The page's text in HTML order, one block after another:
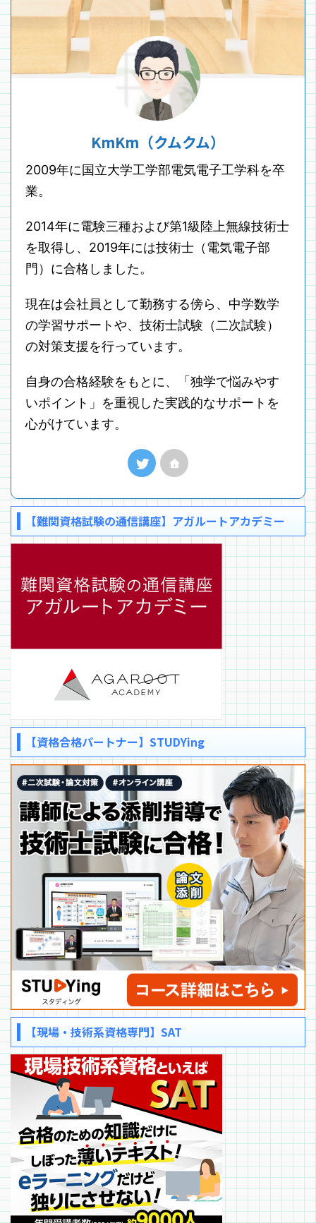
KmKm（クムクム）
2009年に国立大学工学部電気電子工学科を卒
業。
2014年に電験三種および第1級陸上無線技術士
を取得し、2019年には技術士（電気電子部
門）に合格しました。
現在は会社員として勤務する傍ら、中学数学
の学習サポートや、技術士試験（二次試験）
の対策支援を行っています。
自身の合格経験をもとに、「独学で悩みやす
いポイント」を重視した実践的なサポートを
心がけています。
【難関資格試験の通信講座】アガルートアカデミー
【資格合格パートナー】STUDYing
【現場・技術系資格専門】SAT